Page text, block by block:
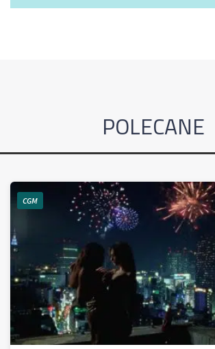
POLECANE
CGM